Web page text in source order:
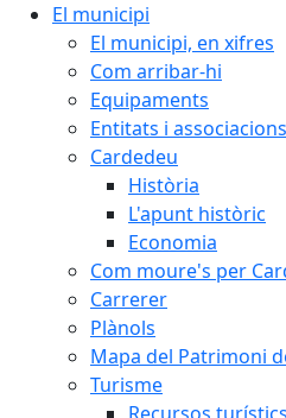
El municipi
El municipi, en xifres
Com arribar-hi
Equipaments
Entitats i associacions
Cardedeu
Història
L'apunt històric
Economia
Com moure's per
Carrerer
Plànols
Mapa del Patrimoni
Turisme